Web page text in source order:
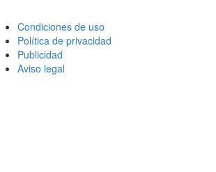
Condiciones de uso
Política de privacidad
Publicidad
Aviso legal